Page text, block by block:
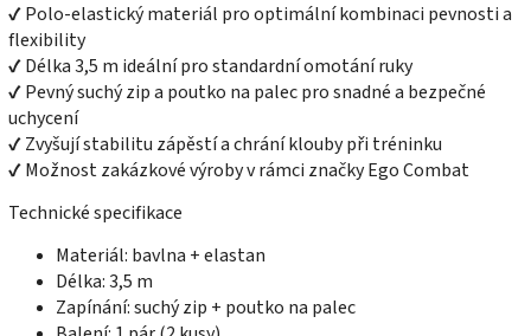
✔ Polo-elastický materiál pro optimální kombinaci pevnosti a
flexibility
✔ Délka 3,5 m ideální pro standardní omotání ruky
✔ Pevný suchý zip a poutko na palec pro snadné a bezpečné
uchycení
✔ Zvyšují stabilitu zápěstí a chrání klouby při tréninku
✔ Možnost zakázkové výroby v rámci značky Ego Combat
Technické specifikace
Materiál: bavlna + elastan
Délka: 3,5 m
Zapínání: suchý zip + poutko na palec